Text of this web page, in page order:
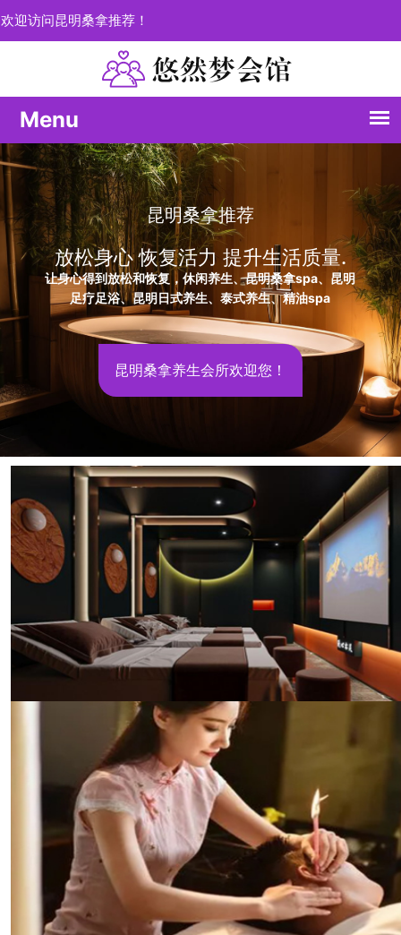
欢迎访问昆明桑拿推荐！
每一次体验都是愉悦的
个性化定制您的健康之旅
昆明桑拿推荐，释放压力；昆明养生spa深度疗愈您的疲
惫，精油spa唤醒您的感官之旅。
昆明会所养生休闲之都
传统与现代结合的休闲养生馆
昆明榜君阁养生的养生馆融合了中医养生理念与现代科
技，提供个性化的养生方案。无论是传统的拔罐、刮
痧，还是现代的磁疗、光疗，我们都能为您提供专业的
服务，帮助您调理身体，增强体质。